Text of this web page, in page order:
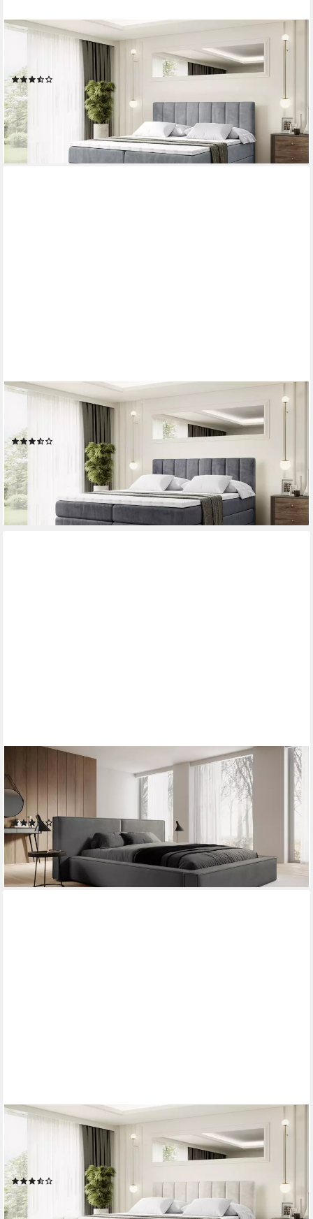
ALTDECOR
Boxbett OTTA (Multipocket-Matratze H4, H3 Matratze
Bonellfederung, Topper, Kopfteil)
ab 999,90 € UVP1.299,00 €
-23%
lieferbar in 2 Wochen
+3
ALTDECOR
Boxspringbett OTTA KING (Multipocket-Matratze H4, H3
Matratze Bonellfederung, Topper, Kopfteil)
1.439,90 € 1.869,00 €
-23%
lieferbar in 2 Wochen
+3
Polsterbett mit Bettkasten und Lattenrost, gepolstertes Kopfteil
HEVE (Kostenlose Lieferung! TOP ANGEBOT), DesignerBett,
Viele Varianten zur Auswahl–wählen Sie Größe und Farbe!
ab 799,00 €
lieferbar in 3 Wochen
ALTDECOR
Boxspringbett OTTA-Z KING (Multipocket-Matratze H4, H3
Matratze Bonellfederung, Topper, Kopfteil), Doppelbett mit
Fußteil
1.619,90 € 2.109,00 €
-23%